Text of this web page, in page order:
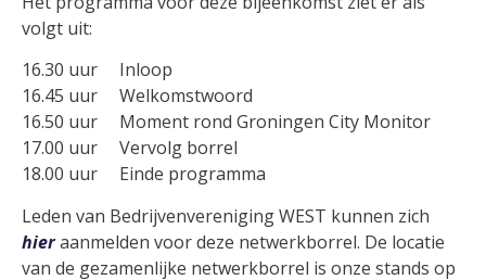
volgt uit:
16.30 uur Inloop
16.45 uur Welkomstwoord
16.50 uur Moment rond Groningen City Monitor
17.00 uur Vervolg borrel
18.00 uur Einde programma
Leden van Bedrijvenvereniging WEST kunnen zich
hieraanmelden voor deze netwerkborrel. De locatie
van de gezamenlijke netwerkborrel is onze stands op